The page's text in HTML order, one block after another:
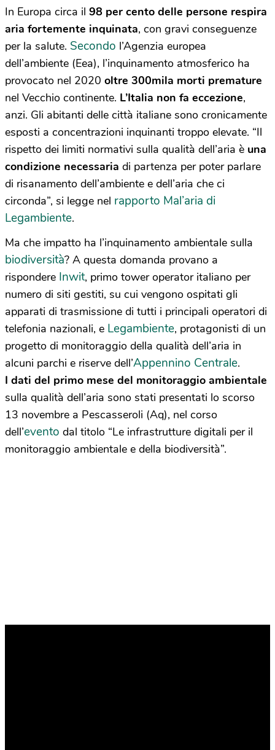
In Europa circa il 98 per cento delle persone respira
aria fortemente inquinata, con gravi conseguenze
per la salute. Secondo l’Agenzia europea
dell’ambiente (Eea), l’inquinamento atmosferico ha
provocato nel 2020 oltre 300mila morti premature
nel Vecchio continente. L’Italia non fa eccezione,
anzi. Gli abitanti delle città italiane sono cronicamente
esposti a concentrazioni inquinanti troppo elevate. “Il
rispetto dei limiti normativi sulla qualità dell’aria è una
condizione necessaria di partenza per poter parlare
di risanamento dell’ambiente e dell’aria che ci
circonda”, si legge nel rapporto Mal’aria di
Legambiente.
Ma che impatto ha l’inquinamento ambientale sulla
biodiversità? A questa domanda provano a
rispondere Inwit, primo tower operator italiano per
numero di siti gestiti, su cui vengono ospitati gli
apparati di trasmissione di tutti i principali operatori di
telefonia nazionali, e Legambiente, protagonisti di un
progetto di monitoraggio della qualità dell’aria in
alcuni parchi e riserve dell’Appennino Centrale.
I dati del primo mese del monitoraggio ambientale
sulla qualità dell’aria sono stati presentati lo scorso
13 novembre a Pescasseroli (Aq), nel corso
dell’evento dal titolo “Le infrastrutture digitali per il
monitoraggio ambientale e della biodiversità”.